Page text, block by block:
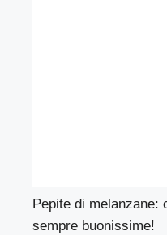
Pepite di melanzane:
sempre buonissime!